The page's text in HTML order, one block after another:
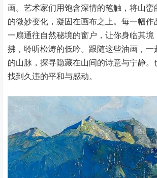
画。艺术家们用饱含深情的笔触，将山
的微妙变化，凝固在画布之上。每一幅作
一扇通往自然秘境的窗户，让你身临其境
拂，聆听松涛的低吟。跟随这些油画，
的山脉，探寻隐藏在山间的诗意与宁静。
找到久违的平和与感动。